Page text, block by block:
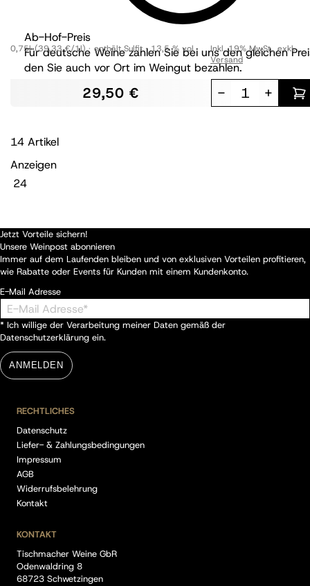
Ab-Hof-Preis
Für deutsche Weine zahlen Sie bei uns den gleichen
den Sie auch vor Ort im Weingut bezahlen.
0,75l (39,33 €/1l) enthält Sulfit 13,5 % vol
29,50 €
Inkl. 19% MwSt.,exkl.
Versand
- +
14 Artikel
Anzeigen
Jetzt Vorteile sichern!
Unsere Weinpost abonnieren
Immer auf dem Laufenden bleiben und von exklusiven Vorteilen profitieren,
wie Rabatte oder Events für Kunden mit einem Kundenkonto.
E-Mail Adresse
* Ich willige der Verarbeitung meiner Daten gemäß der
Datenschutzerklärung ein.
ANMELDEN
RECHTLICHES
Datenschutz
Liefer- & Zahlungsbedingungen
Impressum
AGB
Widerrufsbelehrung
Kontakt
KONTAKT
Tischmacher Weine GbR
Odenwaldring 8
68723 Schwetzingen